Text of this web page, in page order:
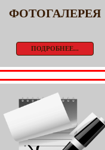
ФОТОГАЛЕРЕЯ
ПОДРОБНЕЕ...